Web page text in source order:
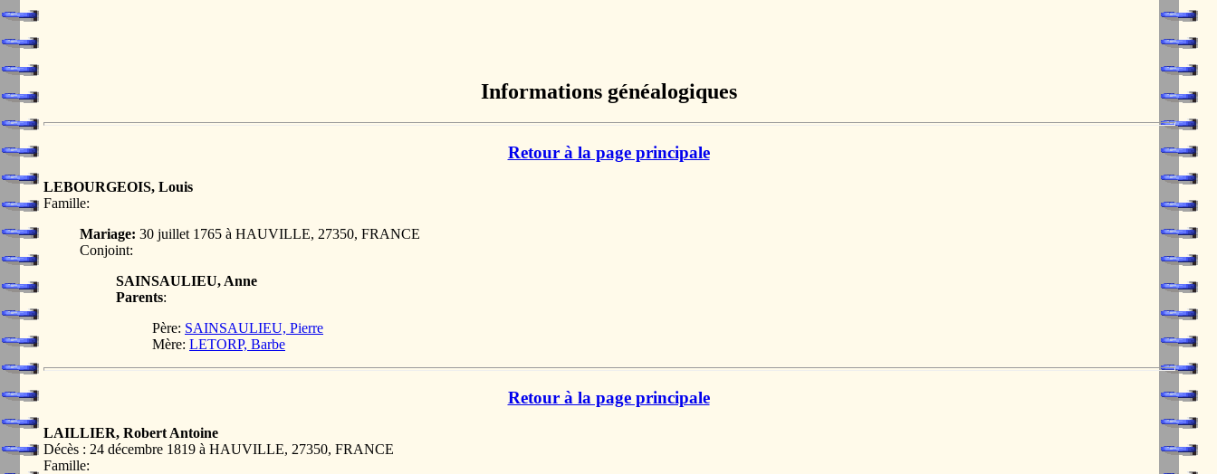
Informations généalogiques
Retour à la page principale
LEBOURGEOIS, Louis
Famille:
Mariage: 30 juillet 1765 à HAUVILLE, 27350, FRANCE
Conjoint:
SAINSAULIEU, Anne
Parents:
Père: SAINSAULIEU, Pierre
Mère: LETORP, Barbe
Retour à la page principale
LAILLIER, Robert Antoine
Décès : 24 décembre 1819 à HAUVILLE, 27350, FRANCE
Famille: